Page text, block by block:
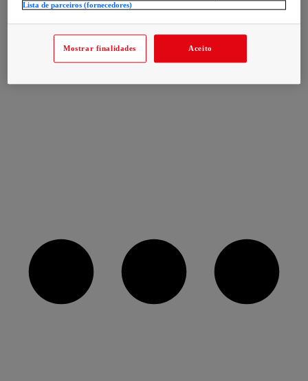
Lista de parceiros (fornecedores)
Mostrar finalidades Aceito